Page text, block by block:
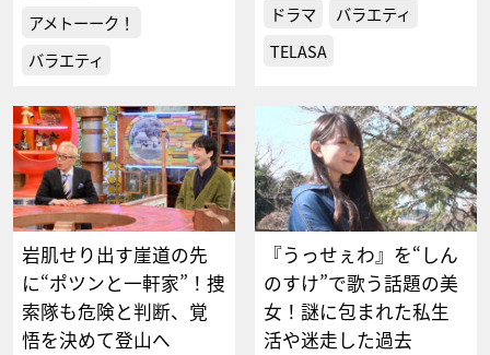
アメトーーク！
バラエティ
ドラマ
バラエティ
TELASA
岩肌せり出す崖道の先
に“ポツンと一軒家”！捜
索隊も危険と判断、覚
悟を決めて登山へ
『うっせぇわ』を“しん
のすけ”で歌う話題の美
女！謎に包まれた私生
活や迷走した過去